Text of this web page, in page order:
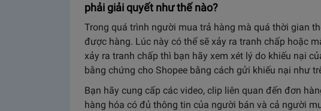
phải giải quyết như thế nào?
Trong quá trình người mua trả hàng mà quá thời gian
được hàng. Lúc này có thể sẽ xảy ra tranh chấp hoặc
xảy ra tranh chấp thì bạn hãy xem xét lý do khiếu nại
bằng chứng cho Shopee bằng cách gửi khiếu nại như
Bạn hãy cung cấp các video, clip liên quan đến đơn
hàng hóa có đủ thông tin của người bán và cả người